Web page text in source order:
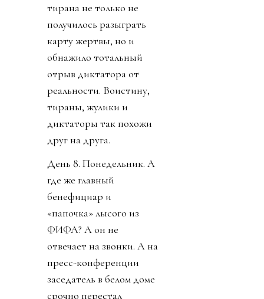
тирана не только не
получилось разыграть
карту жертвы, но и
обнажило тотальный
отрыв диктатора от
реальности. Воистину,
тираны, жулики и
диктаторы так похожи
друг на друга.
День 8. Понедельник. А
где же главный
бенефициар и
«папочка» лысого из
ФИФА? А он не
отвечает на звонки. А на
пресс-конференции
заседатель в белом доме
срочно перестал